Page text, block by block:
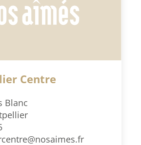
Centre
Blanc